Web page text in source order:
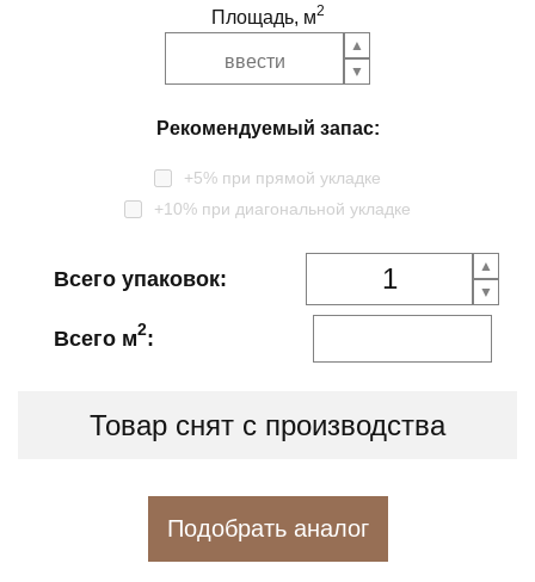
Площадь, м2
Рекомендуемый запас:
+5% при прямой укладке
+10% при диагональной укладке
Всего упаковок:
Всего м2:
Товар снят с производства
Подобрать аналог